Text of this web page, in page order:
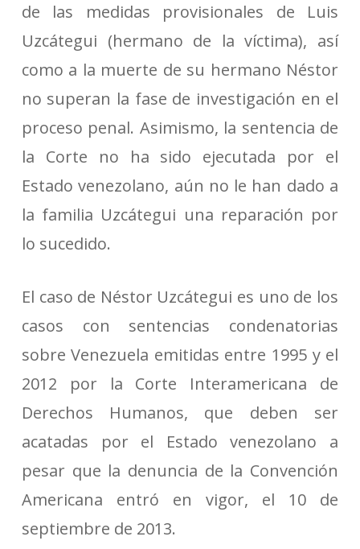
de las medidas provisionales de Luis
Uzcátegui (hermano de la víctima), así
como a la muerte de su hermano Néstor
no superan la fase de investigación en el
proceso penal. Asimismo, la sentencia de
la Corte no ha sido ejecutada por el
Estado venezolano, aún no le han dado a
la familia Uzcátegui una reparación por
lo sucedido.
El caso de Néstor Uzcátegui es uno de los
casos con sentencias condenatorias
sobre Venezuela emitidas entre 1995 y el
2012 por la Corte Interamericana de
Derechos Humanos, que deben ser
acatadas por el Estado venezolano a
pesar que la denuncia de la Convención
Americana entró en vigor, el 10 de
septiembre de 2013.